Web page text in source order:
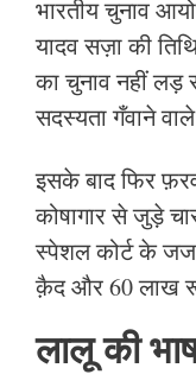
भारतीय चुनाव
यादव सज़ा की
का चुनाव नहीं लड़
सदस्यता गँवाने
इसके बाद फिर
कोषागार से जुड़े
स्पेशल कोर्ट के
क़ैद और 60 लाख
लालू की